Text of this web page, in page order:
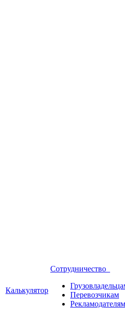
Калькулятор
Сотрудничество
Перевозчикам
Рекламодателям